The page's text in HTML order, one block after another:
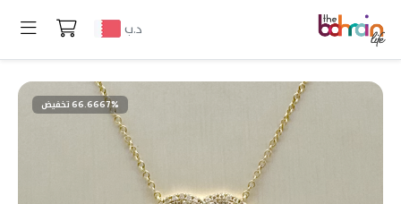
د.ب
66.6667% تخفيض